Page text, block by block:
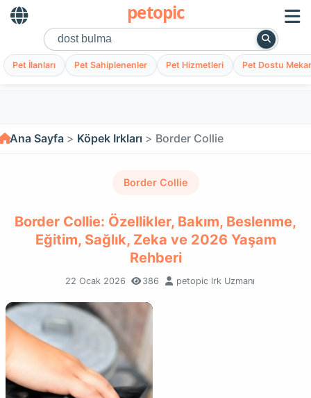
petopic
Pet İlanları Pet Sahiplenenler Pet Hizmetleri Pet Dostu
Ana Sayfa Köpek Irkları Border Collie
Border Collie
Border Collie: Özellikler, Bakım, Beslenme,
Eğitim, Sağlık, Zeka ve 2026 Yaşam
Rehberi
22 Ocak 2026 386 petopic Irk Uzmanı